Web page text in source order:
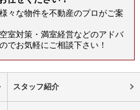
々な物件を不動産のプロがご案
室対策・満室経営などのアドバ
でお気軽にご相談下さい！
スタッフ紹介